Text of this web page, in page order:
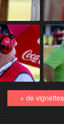
+ de vignettes